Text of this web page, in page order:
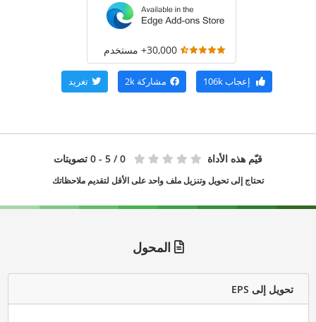
30,000+ مستخدم
إعجاب106k مشاركة 2k تغريد
قيّم هذه الأداة 0 / 5 - 0 تصويتات
تحتاج إلى تحويل وتنزيل ملف واحد على الأقل لتقديم ملاحظاتك
المحول
تحويل إلى EPS